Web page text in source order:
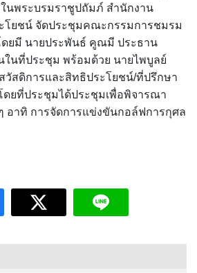
นพระบรมราชูปถัมภ์ สำนักงาน
โยชน์ จัดประชุมคณะกรรมการชมรม
ดยมี นายประพันธ์ คูณมี ประธาน
ในที่ประชุม พร้อมด้วย นายไพบูลย์
วัสดิการและสิทธิประโยชน์/ที่ปรึกษา
ยที่ประชุมได้ประชุมเพื่อพิจารณา
อาทิ การจัดการแข่งขันกอล์ฟการกุศล